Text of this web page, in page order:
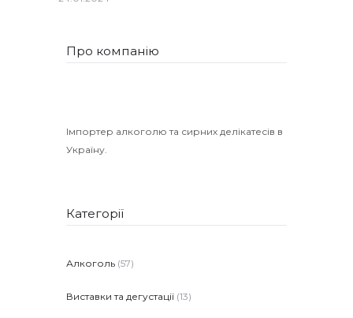
Про компанію
Імпортер алкоголю та сирних делікатесів в
Україну.
Категорії
Алкоголь (57)
Виставки та дегустації (13)